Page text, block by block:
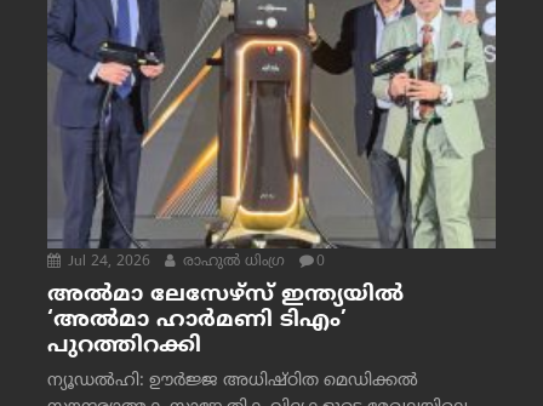
Jul 24, 2026 രാഹുല്‍ ധിംഗ്ര 0
അൽമാ ലേസേഴ്സ് ഇന്ത്യയിൽ
‘അൽമാ ഹാർമണി ടിഎം’
പുറത്തിറക്കി
ന്യൂഡൽഹി: ഊർജ്ജ അധിഷ്ഠിത മെഡിക്കൽ